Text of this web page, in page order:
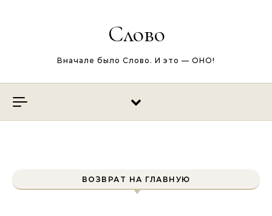
Слово
Вначале было Слово. И это — ОНО!
ВОЗВРАТ НА ГЛАВНУЮ